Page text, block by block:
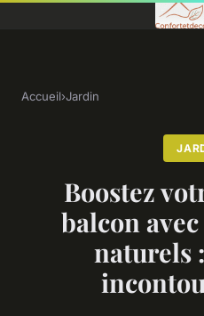
Accueil›Jardin
Boostez
balcon
naturels